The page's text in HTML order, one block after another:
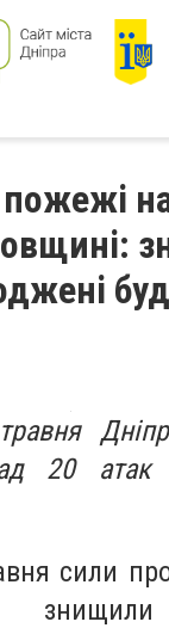
20 атак
сили